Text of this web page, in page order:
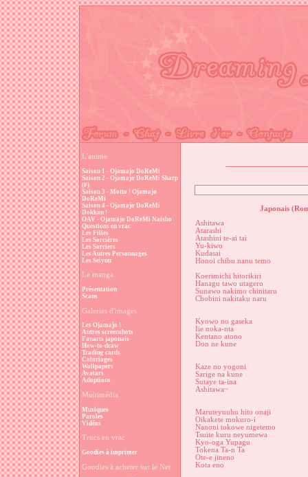
L'anime
Saison 1 - Ojamajo DoReMi
Saison 2 - Ojamajo DoReMi Sharp
(#)
Saison 3 - Motto ! Ojamajo
DoReMi
Saison 4 - Ojamajo DoReMi
Dokkan !
OAV - Ojamajo DoReMi Naisho
Questions en vrac
Les Filles
Les Sorcières
Les Sorciers
Les Autres Personnages
Les Seiyuu
Le manga
Présentation
Scans
Galeries d'images
Les Ojamajo !
Autres screenshots
Fanarts japonais
How-to-draw
Trading cards
Coloriages
Wallpapers
Avatars
Adoptions
Multimédia
Musiques
Paroles
Vidéos
Trucs en vrac
Goodies à imprimer
Goodies à acheter sur le Net
Japonais
Ashitawa
Atarashi
Atashini te-ai tai
Yu-kiwo
Kudasai
Honoi chibu nanu temo
Koerimichi hitorikiri
Hanagu tawo utagero
Sunawo nakimo chinitaru
Chobini nakitaku naru
Kyowo no gaseka
Iie noka-nta
Kentano atono
Don ne kune
Kaze no yogoni
Sarige na kune
Sutaye ta-ina
Ashitawa~
Maruteyuuhu hito onaji
Oikakete mokuro-i
Nanoni tokowe nigetemo
Tsuite kuru neyumewa
Kyo-oga Yupagu
Tokena Ta-n Ta
Ote-e jineno
Kota eno